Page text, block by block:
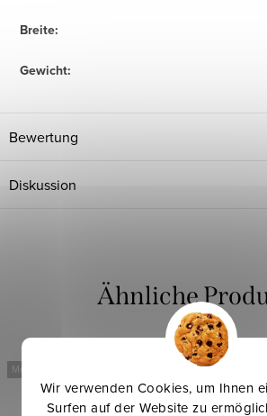
Wir verwenden Cookies, um Ihnen
Surfen auf der Website zu
Breite:
Gewicht:
Bewertung
Diskussion
Mehr für weniger Mehr für